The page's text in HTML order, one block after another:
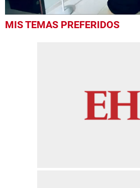
of
MIS TEMAS PREFERIDOS